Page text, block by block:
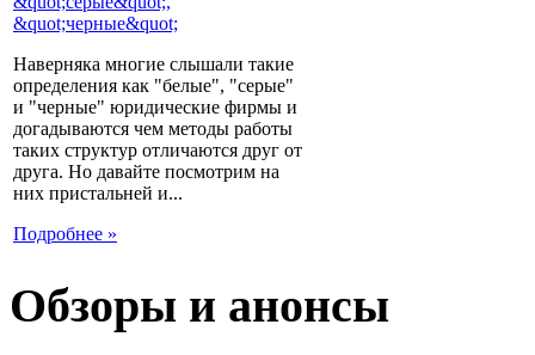
Наверняка многие слышали такие
определения как "белые", "серые"
и "черные" юридические фирмы и
догадываются чем методы работы
таких структур отличаются друг от
друга. Но давайте посмотрим на
них пристальней и...
Подробнее »
Обзоры и анонсы